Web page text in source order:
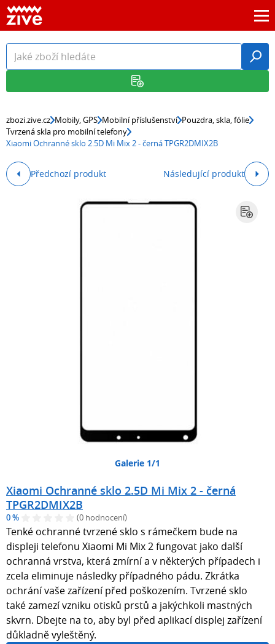
zbozi.zive.cz Mobily, GPS Mobilní příslušenství Pouzdra, skla, fólie
Tvrzená skla pro mobilní telefony
Xiaomi Ochranné sklo 2.5D Mi Mix 2 - černá TPGR2DMIX2B
Předchozí produkt Následující produkt
Galerie 1/1
Xiaomi Ochranné sklo 2.5D Mi Mix 2 - černá
TPGR2DMIX2B
0 % (0 hodnocení)
Tenké ochranné tvrzené sklo s rámečkem bude na
displeji telefonu Xiaomi Mi Mix 2 fungovat jako další
ochranná vrstva, která zmírní a v některých případech i
zcela eliminuje následky případného pádu. Zkrátka
ochrání vaše zařízení před poškozením. Tvrzené sklo
také zamezí vzniku otisků prstů a jakýchkoli mastných
skvrn. Dbejte na to, aby byl před aplikací displej zařízení
důkladně vyleštěný.